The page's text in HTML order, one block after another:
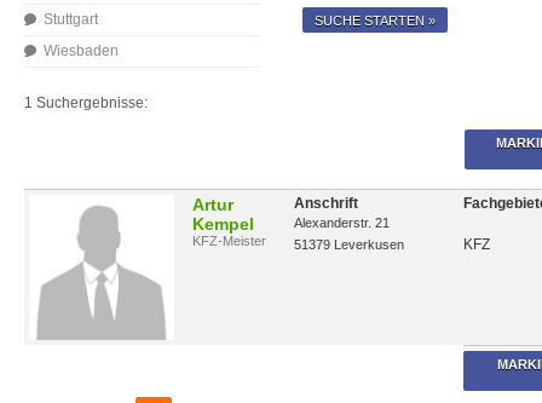
Stuttgart
Wiesbaden
SUCHE STARTEN »
1 Suchergebnisse:
Artur
Kempel
KFZ-Meister
Anschrift
Alexanderstr. 21
51379 Leverkusen
KFZ